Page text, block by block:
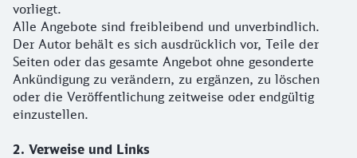
vorliegt.
Alle Angebote sind freibleibend und unverbindlich.
Der Autor behält es sich ausdrücklich vor, Teile der
Seiten oder das gesamte Angebot ohne gesonderte
Ankündigung zu verändern, zu ergänzen, zu löschen
oder die Veröffentlichung zeitweise oder endgültig
einzustellen.
2. Verweise und Links